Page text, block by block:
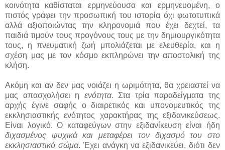
κοινότητα καθίσταται ερμηνεύουσα και ερμηνευομένη, ο
πιστός γράφει την προσωπική του ιστορία όχι φωτοτυπικά
αλλά αξιοποιώντας την κληρονομιά που έχει δεχτεί, τα
παιδιά τιμούν τους προγόνους τους με την δημιουργικότητα
τους, η πνευματική ζωή μπολιάζεται με ελευθερία, και η
σχέση μας με τον κόσμο εκπληρώνει την αποστολική της
κλήση.
Ακόμη και αν δεν μας νοιάζει η ωριμότητα, θα χρειαστεί να
μας απασχολήσει η ενότητα. Στα τρία παραδείγματα της
αρχής έγινε σαφής ο διαιρετικός και υπονομευτικός της
εκκλησιαστικής ενότητος χαρακτήρας της εξιδανικεύσεως.
Είναι λογικό. Ο καταφεύγων στην εξιδανίκευση είναι ήδη
διχασμένος ψυχικά και μεταφέρει τον διχασμό του στο
εκκλησιαστικό σώμα. Έχει ανάγκη να εξιδανικεύει, διότι δεν